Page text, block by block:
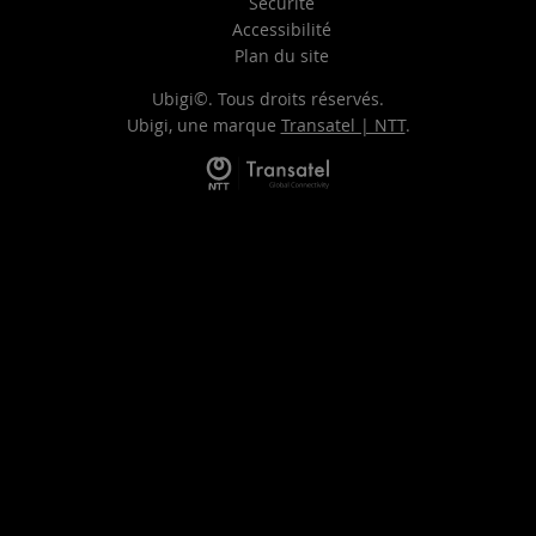
Accessibilité
Plan du site
Ubigi©. Tous droits réservés.
Ubigi, une marque Transatel | NTT.